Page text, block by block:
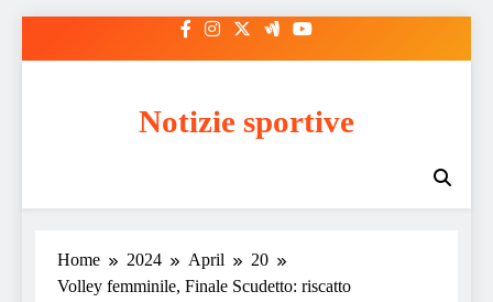
Notizie sportive
Home 2024 April
20
Volley femminile, Finale Scudetto: riscatto